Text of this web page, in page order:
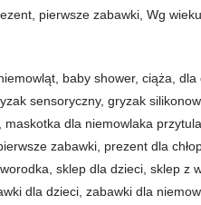
pierwsze zabawki ,Wg wieku
baby shower,ciąża ,dla
sensoryczny,gryzak
maskotka dla niemowlaka
zabawki prezent dla
,sklep dla dzieci ,sklep z
dla dzieci ,zabawki dla